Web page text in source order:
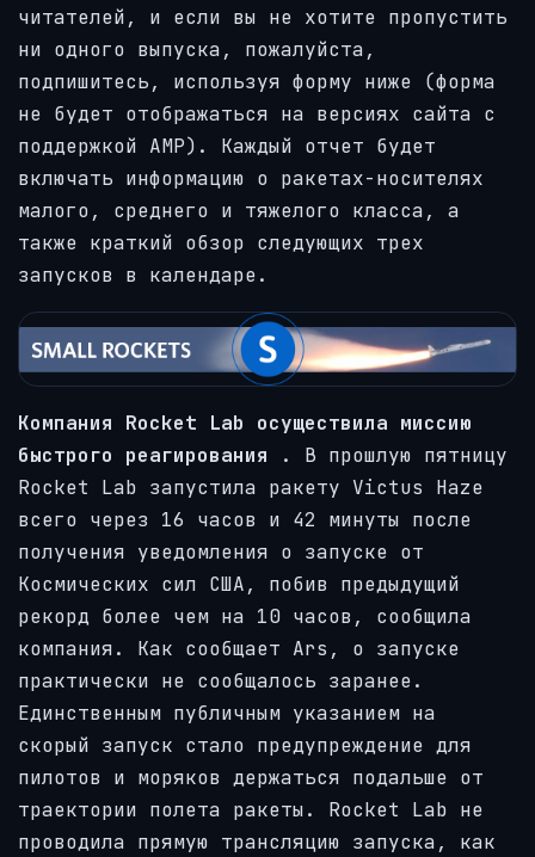
читателей, и если вы не хотите пропустить
ни одного выпуска, пожалуйста,
подпишитесь, используя форму ниже (форма
не будет отображаться на версиях сайта с
поддержкой AMP). Каждый отчет будет
включать информацию о ракетах-носителях
малого, среднего и тяжелого класса, а
также краткий обзор следующих трех
запусков в календаре.
Компания Rocket Lab осуществила миссию
быстрого реагирования . В прошлую пятницу
Rocket Lab запустила ракету Victus Haze
всего через 16 часов и 42 минуты после
получения уведомления о запуске от
Космических сил США, побив предыдущий
рекорд более чем на 10 часов, сообщила
компания. Как сообщает Ars, о запуске
практически не сообщалось заранее.
Единственным публичным указанием на
скорый запуск стало предупреждение для
пилотов и моряков держаться подальше от
траектории полета ракеты. Rocket Lab не
проводила прямую трансляцию запуска, как